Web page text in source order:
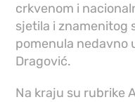
crkvenom i
sjetila i znamenitog
pomenula nedavno
Dragović.
Na kraju su rubrike